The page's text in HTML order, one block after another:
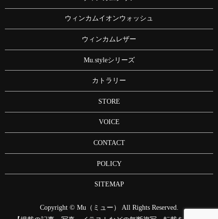
ウィンカムイオンウォッシュ
ウィンカムレザー
Mu.styleシリーズ
カトラリー
STORE
VOICE
CONTACT
POLICY
SITEMAP
Copyright © Mu（ミュー） All Rights Reserved.